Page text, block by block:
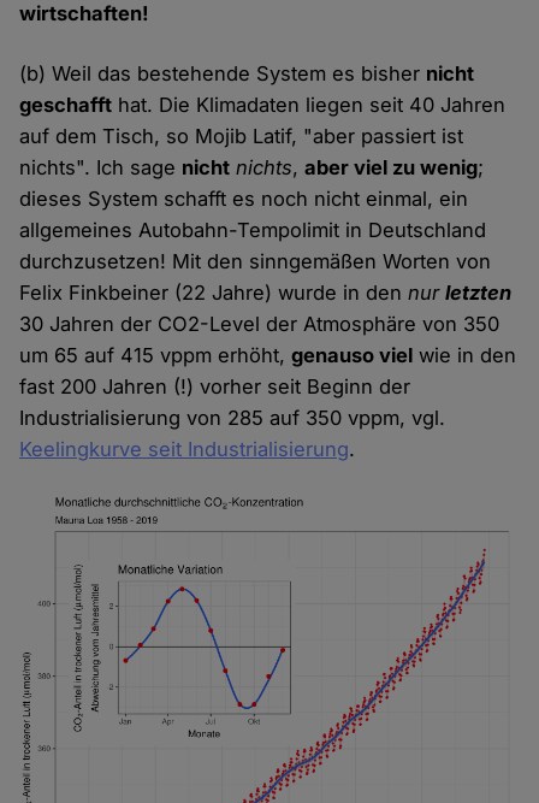
wirtschaften!
(b) Weil das bestehende System es bisher nicht
geschafft hat. Die Klimadaten liegen seit 40 Jahren
auf dem Tisch, so Mojib Latif, "aber passiert ist
nichts". Ich sage nicht nichts,aber viel zu wenig;
dieses System schafft es noch nicht einmal, ein
allgemeines Autobahn-Tempolimit in Deutschland
durchzusetzen! Mit den sinngemäßen Worten von
Felix Finkbeiner (22 Jahre) wurde in dennurletzten
30 Jahren der CO2-Level der Atmosphäre von 350
um 65 auf 415 vppm erhöht,genauso viel wie in den
fast 200 Jahren (!) vorher seit Beginn der
Industrialisierung von 285 auf 350 vppm, vgl.
Keelingkurve seit Industrialisierung.